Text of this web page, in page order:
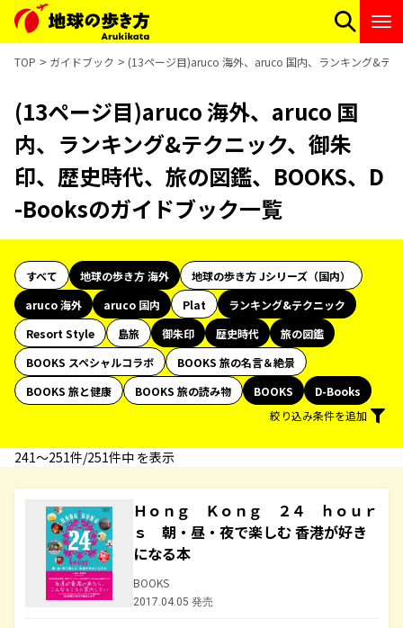
TOP ガイドブック (13ページ目)aruco 海外、aruco 国内、ランキング&テ
(13ページ目)aruco 海外、aruco 国
内、ランキング&テクニック、御朱
印、歴史時代、旅の図鑑、BOOKS、D
-Booksのガイドブック一覧
すべて 地球の歩き方 海外
地球の歩き方 Jシリーズ（国内）
aruco 海外
aruco 国内 Plat
ランキング&テクニック
Resort Style
島旅 御朱印 歴史時代
旅の図鑑
BOOKS スペシャルコラボ
BOOKS 旅の名言＆絶景
BOOKS 旅と健康
BOOKS 旅の読み物 BOOKS
D-Books
絞り込み条件を追加
241〜251件/251件中 を表示
Ｈｏｎｇ Ｋｏｎｇ ２４ ｈｏｕｒ
ｓ 朝・昼・夜で楽しむ 香港が好き
になる本
BOOKS
2017.04.05 発売